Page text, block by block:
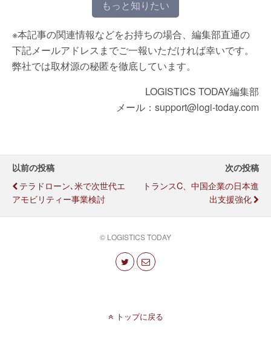
もっと知りたい
※本記事の関連情報などをお持ちの場合、編集部直通の
下記メールアドレスまでご一報いただければ幸いです。
弊社では取材源の秘匿を徹底しています。
LOGISTICS TODAY編集部
メール：support@logi-today.com
以前の投稿
テラドローン､米で次世代エ
アモビリティー事業検討
次の投稿
トランスC、中国企業の日本進
出支援強化
© LOGISTICS TODAY
トップに戻る